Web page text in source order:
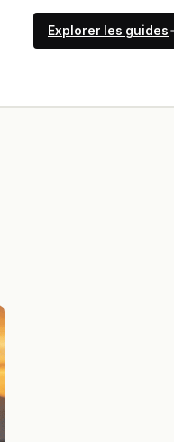
Explorer les guides